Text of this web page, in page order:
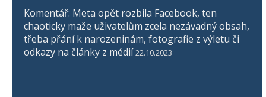
Komentář: Meta opět rozbila Facebook, ten
chaoticky maže uživatelům zcela nezávadný obsah,
třeba přání k narozeninám, fotografie z výletu či
odkazy na články z médií 22.10.2023